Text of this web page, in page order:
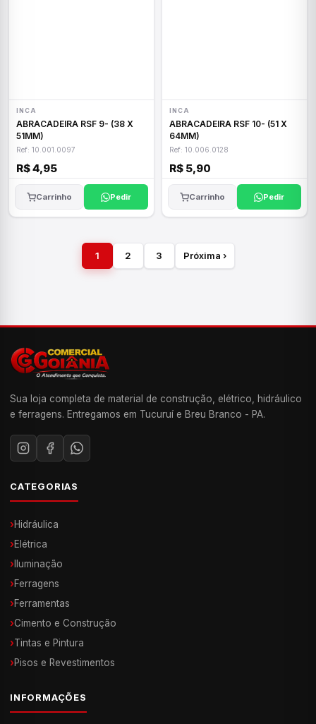
INCA
ABRACADEIRA RSF 9- (38 X
51MM)
Ref: 10.001.0097
R$ 4,95
Carrinho Pedir
INCA
ABRACADEIRA RSF 10- (51 X
64MM)
Ref: 10.006.0128
R$ 5,90
Carrinho Pedir
1 2 3 Próxima ›
Sua loja completa de material de construção, elétrico, hidráulico
e ferragens. Entregamos em Tucuruí e Breu Branco - PA.
CATEGORIAS
›Hidráulica
›Elétrica
› Iluminação
›Ferragens
›Ferramentas
›Cimento e Construção
›Tintas e Pintura
›Pisos e Revestimentos
INFORMAÇÕES